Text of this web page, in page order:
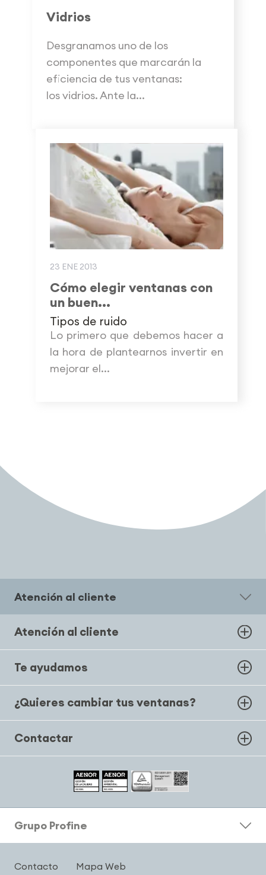
Vidrios
Desgranamos uno de los
componentes que marcarán la
eficiencia de tus ventanas:
los vidrios. Ante la...
23 ENE 2013
Cómo elegir ventanas con
un buen...
Tipos de ruido
Lo primero que debemos hacer a
la hora de plantearnos invertir en
mejorar el...
Atención al cliente
Atención al cliente
Te ayudamos
¿Quieres cambiar tus ventanas?
Contactar
Grupo Profine
Contacto Mapa Web